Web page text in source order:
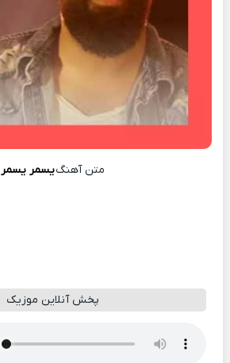
متن آهنگیسمر یسمر
پخش آنلاین موزیک